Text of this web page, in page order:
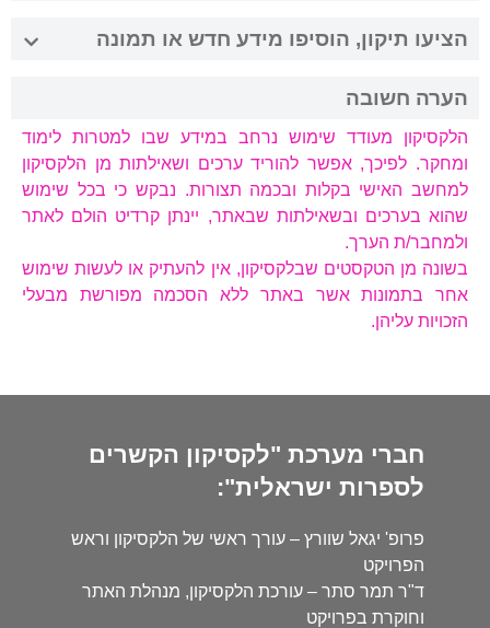
הציעו תיקון, הוסיפו מידע חדש או תמונה
הערה חשובה
הלקסיקון מעודד שימוש נרחב במידע שבו למטרות לימוד
ומחקר. לפיכך, אפשר להוריד ערכים ושאילתות מן הלקסיקון
למחשב האישי בקלות ובכמה תצורות. נבקש כי בכל שימוש
שהוא בערכים ובשאילתות שבאתר, יינתן קרדיט הולם לאתר
ולמחבר/ת הערך.
בשונה מן הטקסטים שבלקסיקון, אין להעתיק או לעשות שימוש
אחר בתמונות אשר באתר ללא הסכמה מפורשת מבעלי
הזכויות עליהן.
חברי מערכת "לקסיקון הקשרים
לספרות ישראלית":
פרופ' יגאל שוורץ – עורך ראשי של הלקסיקון וראש
הפרויקט
ד"ר תמר סתר – עורכת הלקסיקון, מנהלת האתר
וחוקרת בפרויקט